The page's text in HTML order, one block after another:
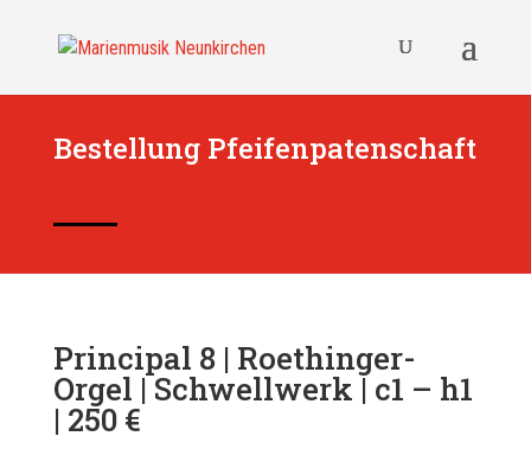
Bestellung Pfeifenpatenschaft
Principal 8 | Roethinger-
Orgel | Schwellwerk | c1 – h1
| 250 €